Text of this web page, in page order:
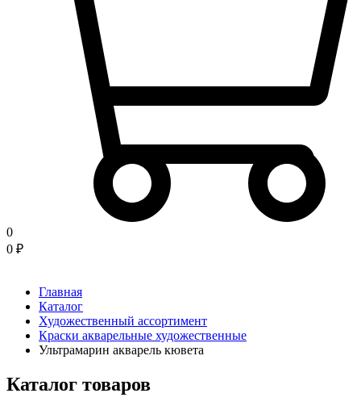
0
0 ₽
Главная
Каталог
Художественный ассортимент
Краски акварельные художественные
Ультрамарин акварель кювета
Каталог товаров